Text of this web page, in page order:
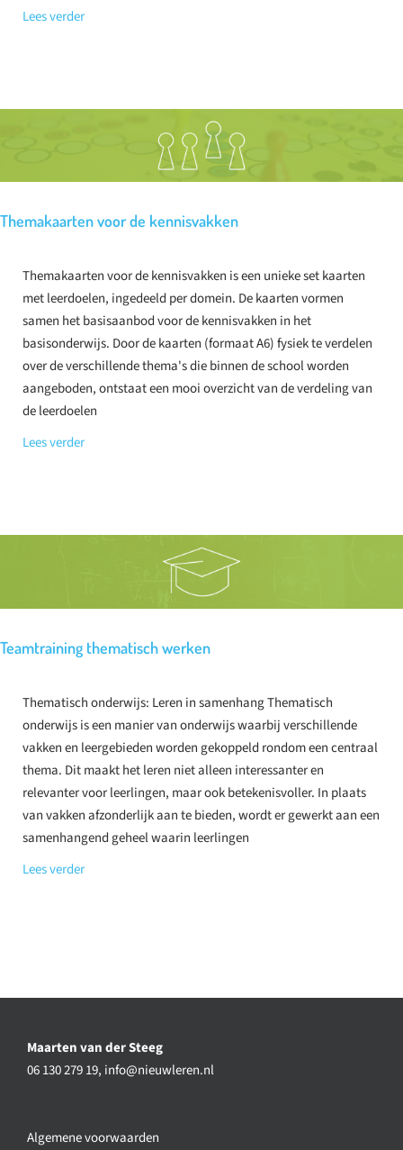
Lees verder
Themakaarten voor de kennisvakken
Themakaarten voor de kennisvakken is een unieke set kaarten
met leerdoelen, ingedeeld per domein. De kaarten vormen
samen het basisaanbod voor de kennisvakken in het
basisonderwijs. Door de kaarten (formaat A6) fysiek te verdelen
over de verschillende thema's die binnen de school worden
aangeboden, ontstaat een mooi overzicht van de verdeling van
de leerdoelen
Lees verder
Teamtraining thematisch werken
Thematisch onderwijs: Leren in samenhang Thematisch
onderwijs is een manier van onderwijs waarbij verschillende
vakken en leergebieden worden gekoppeld rondom een centraal
thema. Dit maakt het leren niet alleen interessanter en
relevanter voor leerlingen, maar ook betekenisvoller. In plaats
van vakken afzonderlijk aan te bieden, wordt er gewerkt aan een
samenhangend geheel waarin leerlingen
Lees verder
Maarten van der Steeg
06 130 279 19, info@nieuwleren.nl
Algemene voorwaarden